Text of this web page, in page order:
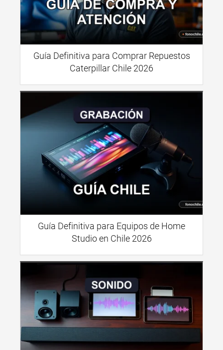
Guía Definitiva para Comprar Repuestos
Caterpillar Chile 2026
Guía Definitiva para Equipos de Home
Studio en Chile 2026